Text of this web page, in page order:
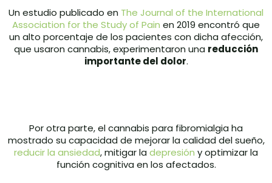
Un estudio publicado en The Journal of the International
Association for the Study of Pain en 2019 encontró que
un alto porcentaje de los pacientes con dicha afección,
que usaron cannabis, experimentaron una reducción
importante del dolor.
Por otra parte, el cannabis para fibromialgia ha
mostrado su capacidad de mejorar la calidad del sueño,
reducir la ansiedad, mitigar la depresión y optimizar la
función cognitiva en los afectados.